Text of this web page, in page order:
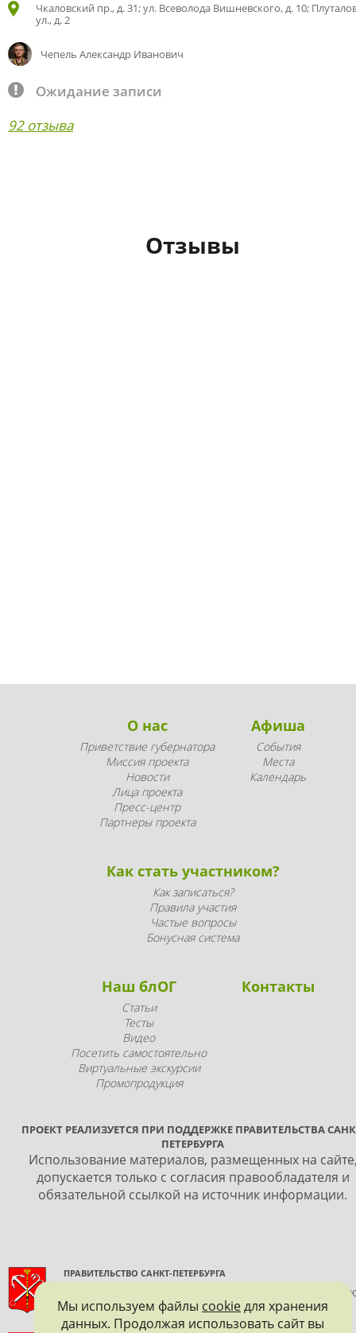
Чкаловский пр., д. 31; ул. Всеволода Вишневского, д. 10;
ул., д. 2
Чепель Александр Иванович
Ожидание записи
92 отзыва
Отзывы
О нас
Приветствие губернатора
Миссия проекта
Новости
Лица проекта
Пресс-центр
Партнеры проекта
Афиша
События
Места
Календарь
Как стать участником?
Как записаться?
Правила участия
Частые вопросы
Бонусная система
Наш блОГ
Статьи
Тесты
Видео
Посетить самостоятельно
Виртуальные экскурсии
Промопродукция
Контакты
ПРОЕКТ РЕАЛИЗУЕТСЯ ПРИ ПОДДЕРЖКЕ ПРАВИТЕЛЬСТВА
ПЕТЕРБУРГА
Использование материалов, размещенных на
допускается только с согласия правообладателя и
обязательной ссылкой на источник информации.
ПРАВИТЕЛЬСТВО САНКТ-ПЕТЕРБУРГА
КОМИТЕТ ПО ГОСУДАРСТВЕННОМУ КОНТРОЛЮ,
И ОХРАНЕ ПАМЯТНИКОВ ИСТОРИИ И КУЛЬТУРЫ
Мы используем файлы cookieдля хранения
данных. Продолжая использовать сайт вы